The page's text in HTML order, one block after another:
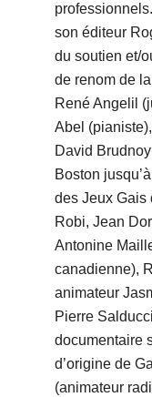
son éditeur
du soutien et/
de renom de
René Angelil
Abel
David
Boston
des Jeux Gais
Robi, Jean
Antonine
canadienne),
animateur
Pierre
documentaire
d’origine de
(animateur